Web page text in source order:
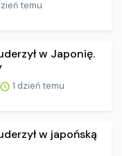
temu
w Japonię.
1 dzień temu
w japońską